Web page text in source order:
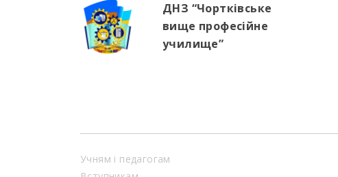
ДНЗ “Чортківське
вище професійне
училище”
Учням і педагогам